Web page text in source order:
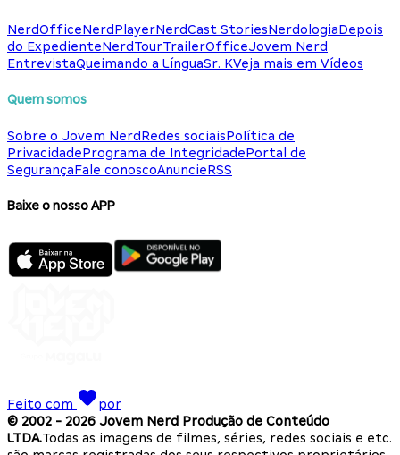
NerdOfficeNerdPlayerNerdCast StoriesNerdologiaDepois
do ExpedienteNerdTourTrailerOfficeJovem Nerd
EntrevistaQueimando a LínguaSr. KVeja mais em Vídeos
Quem somos
Sobre o Jovem NerdRedes sociaisPolítica de
PrivacidadePrograma de IntegridadePortal de
SegurançaFale conoscoAnuncieRSS
Baixe o nosso APP
Feito com
por
© 2002 - 2026 Jovem Nerd Produção de Conteúdo
LTDA.Todas as imagens de filmes, séries, redes sociais e etc.